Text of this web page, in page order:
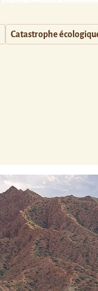
Catastrophe